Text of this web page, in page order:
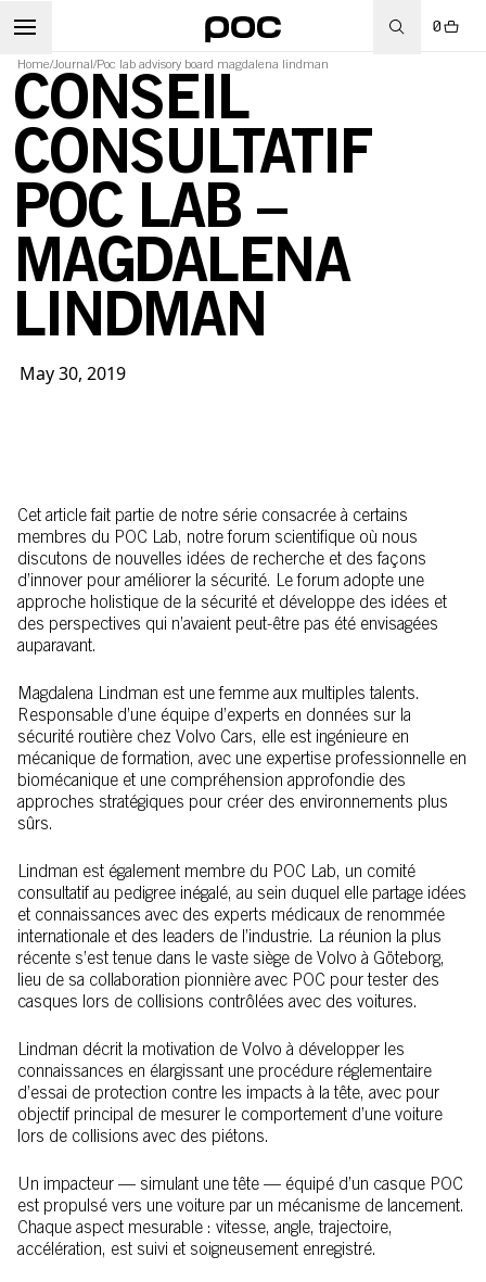
0
Home/Journal /Poc lab advisory board magdalena lindman
CONSEIL
CONSULTATIF
POC LAB –
MAGDALENA
LINDMAN
May 30, 2019
Cet article fait partie de notre série consacrée à certains
membres du POC Lab, notre forum scientifique où nous
discutons de nouvelles idées de recherche et des façons
d’innover pour améliorer la sécurité. Le forum adopte une
approche holistique de la sécurité et développe des idées et
des perspectives qui n’avaient peut-être pas été envisagées
auparavant.
Magdalena Lindman est une femme aux multiples talents.
Responsable d’une équipe d’experts en données sur la
sécurité routière chez Volvo Cars, elle est ingénieure en
mécanique de formation, avec une expertise professionnelle en
biomécanique et une compréhension approfondie des
approches stratégiques pour créer des environnements plus
sûrs.
Lindman est également membre du POC Lab, un comité
consultatif au pedigree inégalé, au sein duquel elle partage idées
et connaissances avec des experts médicaux de renommée
internationale et des leaders de l’industrie. La réunion la plus
récente s’est tenue dans le vaste siège de Volvo à Göteborg,
lieu de sa collaboration pionnière avec POC pour tester des
casques lors de collisions contrôlées avec des voitures.
Lindman décrit la motivation de Volvo à développer les
connaissances en élargissant une procédure réglementaire
d’essai de protection contre les impacts à la tête, avec pour
objectif principal de mesurer le comportement d’une voiture
lors de collisions avec des piétons.
Un impacteur — simulant une tête — équipé d’un casque POC
est propulsé vers une voiture par un mécanisme de lancement.
Chaque aspect mesurable : vitesse, angle, trajectoire,
accélération, est suivi et soigneusement enregistré.